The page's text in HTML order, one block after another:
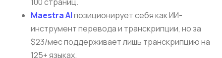
Maestra AIпозиционирует себя как ИИ-
инструмент перевода и транскрипции, но за
$23/мес поддерживает лишь транскрипцию на
125+ языках.